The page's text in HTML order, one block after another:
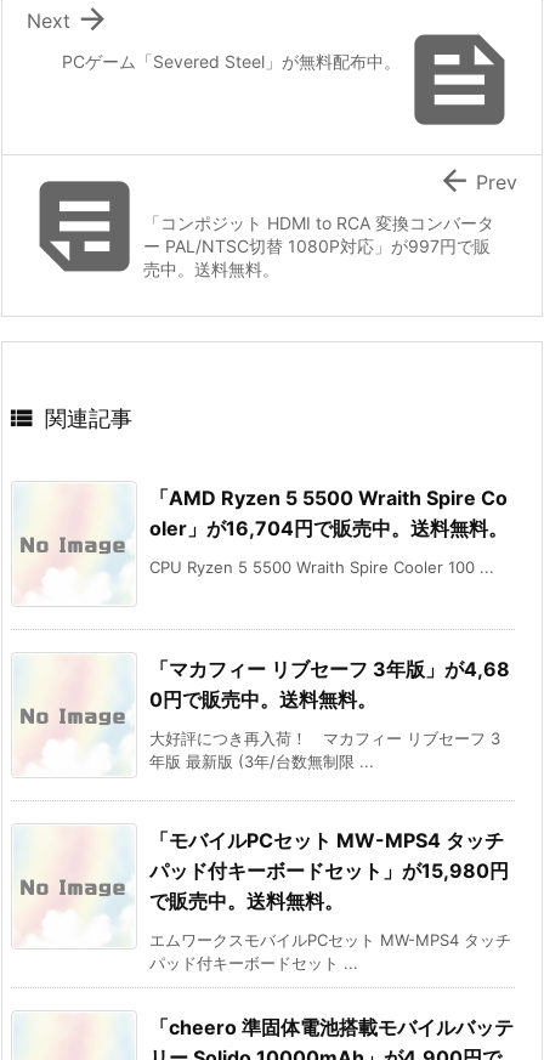

PCゲーム「Severed Steel」が無料配布中。

Next
 「コンポジット HDMI to RCA 変換コンバータ
ー PAL/NTSC切替 1080P対応」が997円で販
売中。送料無料。
 Prev
 関連記事
「AMD Ryzen 5 5500 Wraith Spire Co
oler」が16,704円で販売中。送料無料。
CPU Ryzen 5 5500 Wraith Spire Cooler 100 ...
「マカフィー リブセーフ 3年版」が4,68
0円で販売中。送料無料。
大好評につき再入荷！ マカフィー リブセーフ 3
年版 最新版 (3年/台数無制限 ...
「モバイルPCセット MW-MPS4 タッチ
パッド付キーボードセット」が15,980円
で販売中。送料無料。
エムワークスモバイルPCセット MW-MPS4 タッチ
パッド付キーボードセット ...
「cheero 準固体電池搭載モバイルバッテ